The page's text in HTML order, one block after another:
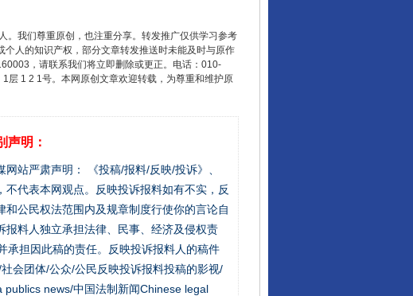
。我们尊重原创，也注重分享。转发推广仅供学习参考
人的知识产权，部分文章转发推送时未能及时与原作
，请联系我们将立即删除或更正。电话：010-
层 1 2 1号。本网原创文章欢迎转载，为尊重和维护原
声明：
站严肃声明： 《投稿/报料/反映/投诉》、
不代表本网观点。反映投诉报料如有不实，反
公民权法范围内及规章制度行使你的言论自
料人独立承担法律、民事、经济及侵权责
承担因此稿的责任。反映投诉报料人的稿件
会团体/公众/公民反映投诉报料投稿的影视/
news/中国法制新闻Chinese legal